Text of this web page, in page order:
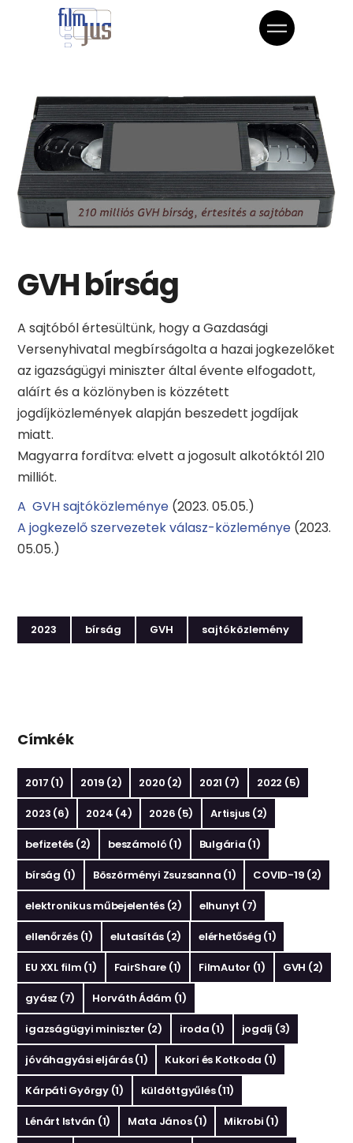
GVH bírság
A sajtóból értesültünk, hogy a Gazdasági
Versenyhivatal megbírságolta a hazai jogkezelőket
az igazságügyi miniszter által évente elfogadott,
aláírt és a közlönyben is közzétett
jogdíjközlemények alapján beszedett jogdíjak
miatt.
Magyarra fordítva: elvett a jogosult alkotóktól 210
milliót.
A GVH sajtóközleménye (2023. 05.05.)
A jogkezelő szervezetek válasz-közleménye (2023.
05.05.)
2023 bírság GVH sajtóközlemény
Címkék
2017 (1) 2019 (2) 2020 (2) 2021 (7) 2022 (5)
2023 (6) 2024 (4) 2026 (5) Artisjus (2)
befizetés (2) beszámoló (1) Bulgária (1)
bírság (1) Böszörményi Zsuzsanna (1) COVID-19 (2)
elektronikus műbejelentés(2) elhunyt (7)
ellenőrzés(1) elutasítás (2) elérhetőség (1)
EU XXL film (1) FairShare (1) FilmAutor (1) GVH (2)
gyász (7) Horváth Ádám (1)
igazságügyi miniszter (2) iroda (1) jogdíj (3)
jóváhagyási eljárás(1) Kukori és Kotkoda (1)
Kárpáti György(1) küldöttgyűlés(11)
Lénárt István (1) Mata János(1) Mikrobi (1)